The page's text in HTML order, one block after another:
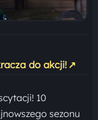
do akcji! ↗
10
sezonu